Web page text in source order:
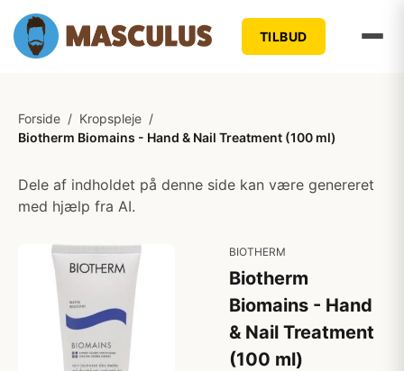
TILBUD
Forside / Kropspleje /
Biotherm Biomains - Hand & Nail Treatment (100 ml)
Dele af indholdet på denne side kan være genereret
med hjælp fra AI.
BIOTHERM
Biotherm
Biomains - Hand
& Nail Treatment
(100 ml)